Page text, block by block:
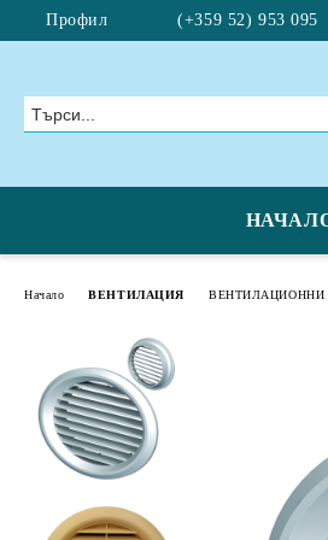
Профил (+359 52) 953 095
Начало ВЕНТИЛАЦИЯ ВЕНТИЛАЦИОННИ